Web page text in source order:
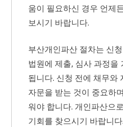
움이 필요하신 경우 언제
보시기 바랍니다.
부산개인파산 절차는 신
법원에 제출, 심사 과정을
됩니다. 신청 전에 채무와
자문을 받는 것이 중요하
워야 합니다. 개인파산으
기회를 찾으시기 바랍니다.